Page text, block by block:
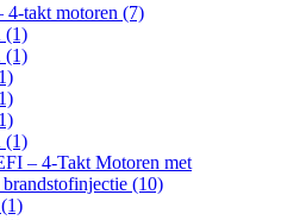
4-takt motoren (7)
(1)
(1)
(1)
– 4-Takt Motoren met
(10)